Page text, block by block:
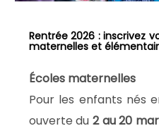
Rentrée 2026 : inscrivez
maternelles et
Écoles maternelles
Pour les enfants nés
ouverte du2 au 20